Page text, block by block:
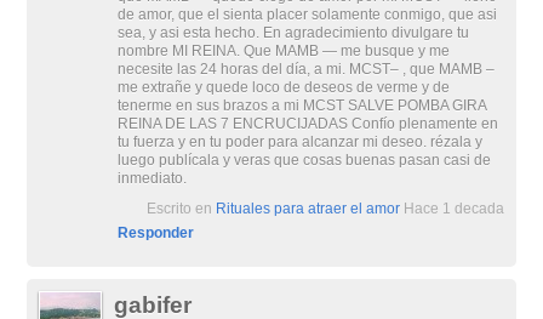
de amor, que el sienta placer solamente conmigo, que asi
sea, y asi esta hecho. En agradecimiento divulgare tu
nombre MI REINA. Que MAMB — me busque y me
necesite las 24 horas del día, a mi. MCST– , que MAMB –
me extrañe y quede loco de deseos de verme y de
tenerme en sus brazos a mi MCST SALVE POMBA GIRA
REINA DE LAS 7 ENCRUCIJADAS Confío plenamente en
tu fuerza y en tu poder para alcanzar mi deseo. rézala y
luego publícala y veras que cosas buenas pasan casi de
inmediato.
Escrito en Rituales para atraer el amorHace 1 decada
Responder
gabifer